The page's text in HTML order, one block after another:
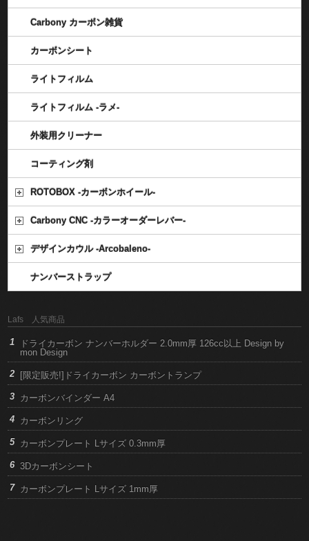
Carbony カーボン雑貨
カーボンシート
ライトフィルム
ライトフィルム -ラメ-
外装用クリーナー
コーティング剤
ROTOBOX -カーボンホイール-
Carbony CNC -カラーオーダーレバー-
デザインカウル -Arcobaleno-
ナンバーストラップ
Lafs 人気商品
ドライカーボン ナンバーホルダー 2.0mm厚 126cc以上 Design by
mon Design
[限定販売!]ドライカーボン カーボントランプ
カーボンバインダー A4
カーボンリング
カーボンプレート Lサイズ 0.3mm厚
3Dカーボンシート
カーボンプレート Lサイズ 1mm厚